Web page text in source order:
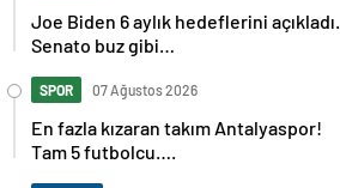
Joe Biden 6 aylık hedeflerini açıkladı.
Senato buz gibi…
SPOR 07 Ağustos 2026
En fazla kızaran takım Antalyaspor!
Tam 5 futbolcu….